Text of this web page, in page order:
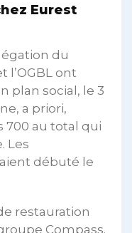
Eurest
du
l’OGBL ont
plan social, le 3
a priori,
700 au total qui
Les
débuté le
restauration
Compass.